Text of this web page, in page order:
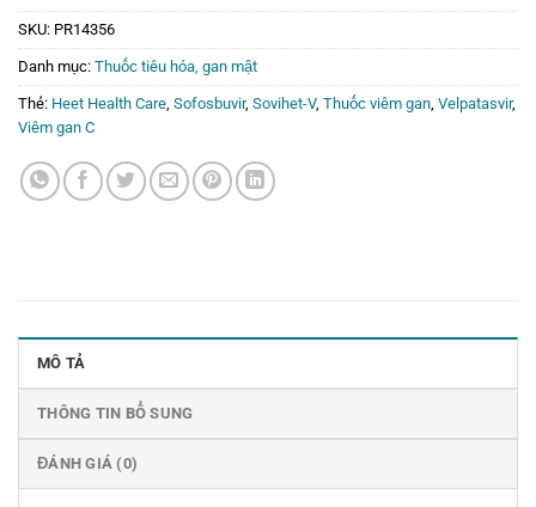
SKU: PR14356
Danh mục: Thuốc tiêu hóa, gan mật
Thẻ: Heet Health Care, Sofosbuvir, Sovihet-V, Thuốc viêm gan, Velpatasvir,
Viêm gan C
MÔ TẢ
THÔNG TIN BỔ SUNG
ĐÁNH GIÁ (0)